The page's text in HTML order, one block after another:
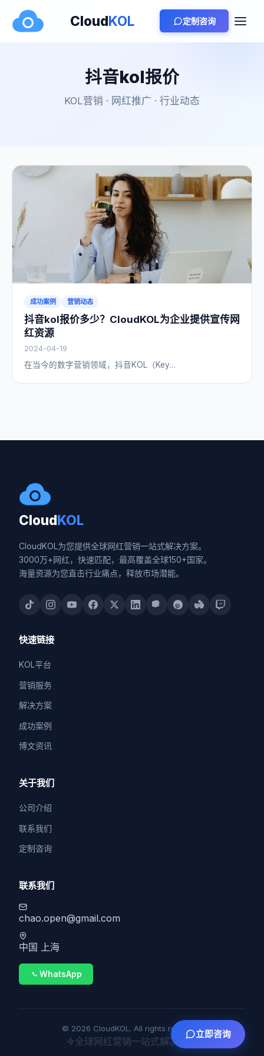
CloudKOL 定制咨询
抖音kol报价
KOL营销 · 网红推广 · 行业动态
成功案例 营销动态
抖音kol报价多少？CloudKOL为企业提供宣传网
红资源
2024-04-19
在当今的数字营销领域，抖音KOL（Key…
CloudKOL
CloudKOL为您提供全球网红营销一站式解决方案。
3000万+网红，快速匹配，最高覆盖全球150+国家。
海量资源为您直击行业痛点，释放市场潜能。
快速链接
KOL平台
营销服务
解决方案
成功案例
博文资讯
关于我们
公司介绍
联系我们
定制咨询
联系我们
chao.open@gmail.com
中国 上海
WhatsApp
© 2026 CloudKOL. All rights reserved.
全球网红营销一站式解决方案
立即咨询